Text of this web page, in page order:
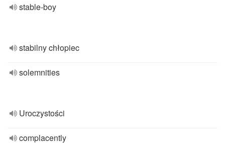
stable-boy
stabilny chłopiec
solemnities
Uroczystości
complacently